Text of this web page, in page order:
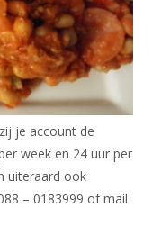
je account de
week en 24 uur per
uiteraard ook
– 0183999 of mail